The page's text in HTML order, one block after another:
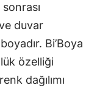
duvar
Bi’Boya
özelliği
dağılımı